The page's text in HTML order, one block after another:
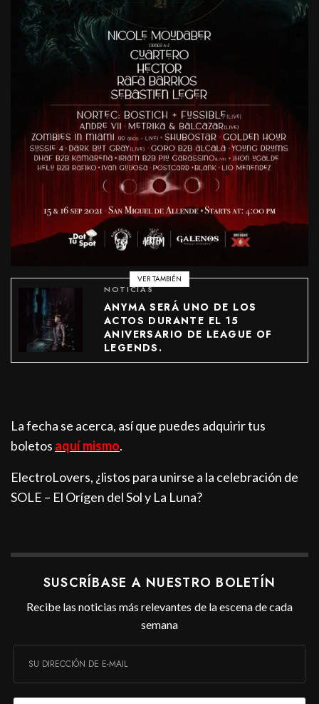
VER TAMBIÉN
NOTICIAS
ANYMA SERÁ UNO DE LOS
ACTOS DURANTE EL 15
ANIVERSARIO DE LEAGUE OF
LEGENDS.
La fecha se acerca, así que puedes adquirir tus
boletos aquí mismo.
ElectroLovers, ¿listos para unirse a la celebración de
SOLE – El Orígen del Sol y La Luna?
SUSCRÍBASE A NUESTRO BOLETÍN
Recibe las noticias más relevantes de la escena de cada
semana